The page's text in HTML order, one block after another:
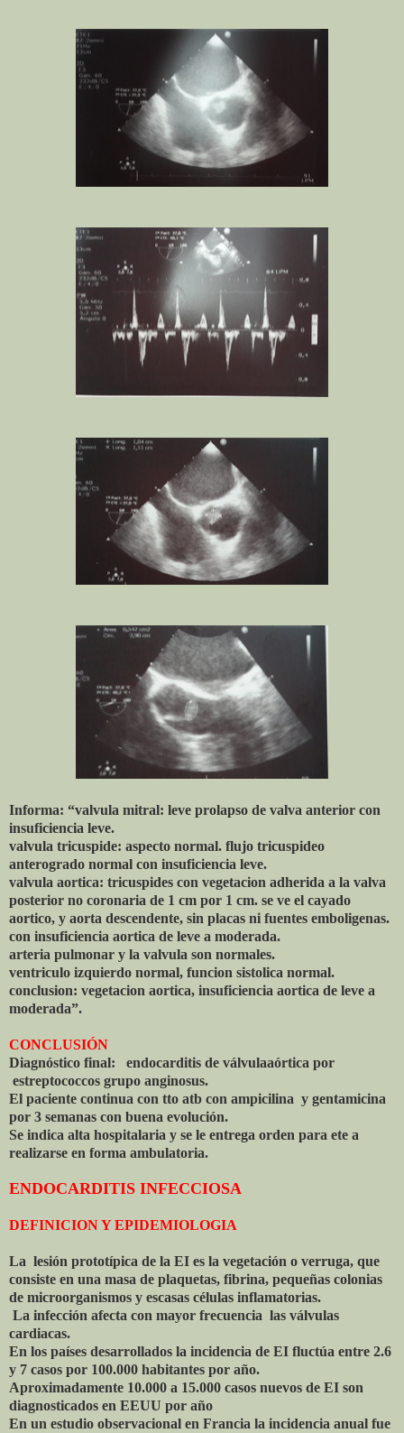
Informa: “valvula mitral: leve prolapso de valva anterior con
insuficiencia leve.
valvula tricuspide: aspecto normal. flujo tricuspideo
anterogrado normal con insuficiencia leve.
valvula aortica: tricuspides con vegetacion adherida a la valva
posterior no coronaria de 1 cm por 1 cm. se ve el cayado
aortico, y aorta descendente, sin placas ni fuentes emboligenas.
con insuficiencia aortica de leve a moderada.
arteria pulmonar y la valvula son normales.
ventriculo izquierdo normal, funcion sistolica normal.
conclusion: vegetacion aortica, insuficiencia aortica de leve a
moderada”.
CONCLUSIÓN
Diagnóstico final: endocarditis de válvulaaórtica por
estreptococcos grupo anginosus.
El paciente continua con tto atb con ampicilina y gentamicina
por 3 semanas con buena evolución.
Se indica alta hospitalaria y se le entrega orden para ete a
realizarse en forma ambulatoria.
ENDOCARDITIS INFECCIOSA
DEFINICION Y EPIDEMIOLOGIA
La lesión prototípica de la EI es la vegetación o verruga, que
consiste en una masa de plaquetas, fibrina, pequeñas colonias
de microorganismos y escasas células inflamatorias.
La infección afecta con mayor frecuencia las válvulas
cardiacas.
En los países desarrollados la incidencia de EI fluctúa entre 2.6
y 7 casos por 100.000 habitantes por año.
Aproximadamente 10.000 a 15.000 casos nuevos de EI son
diagnosticados en EEUU por año
En un estudio observacional en Francia la incidencia anual fue